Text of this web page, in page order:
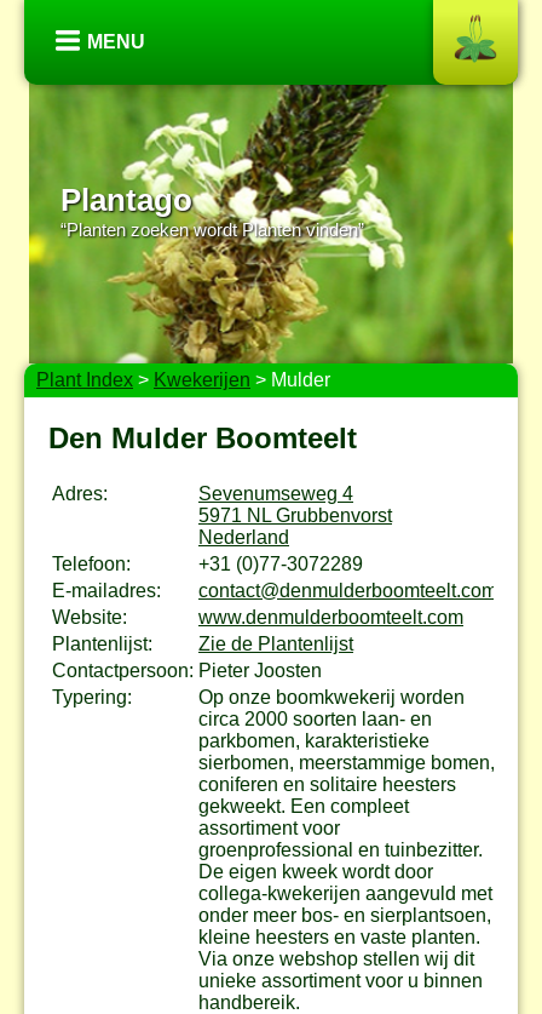
MENU
Plantago
“Planten zoeken wordt Planten vinden”
Plant Index > Kwekerijen > Mulder
Den Mulder Boomteelt
Adres:
Sevenumseweg 4
5971 NL Grubbenvorst
Nederland
Telefoon:
+31 (0)77-3072289
E-mailadres:
contact@denmulderboomteelt.com
Website:
www.denmulderboomteelt.com
Plantenlijst:
Zie de Plantenlijst
Contactpersoon: Pieter Joosten
Typering:
Op onze boomkwekerij worden
circa 2000 soorten laan- en
parkbomen, karakteristieke
sierbomen, meerstammige bomen,
coniferen en solitaire heesters
gekweekt. Een compleet
assortiment voor
groenprofessional en tuinbezitter.
De eigen kweek wordt door
collega-kwekerijen aangevuld met
onder meer bos- en sierplantsoen,
kleine heesters en vaste planten.
Via onze webshop stellen wij dit
unieke assortiment voor u binnen
handbereik.